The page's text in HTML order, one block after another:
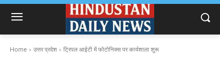
Home उत्तर प्रदेश ट्रिपल आईटी में फोटोनिक्स पर कार्यशाला शुरू